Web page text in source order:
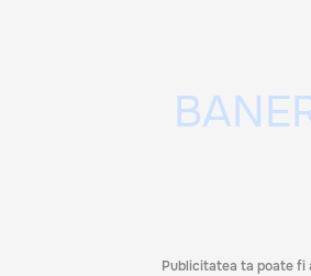
Publicitatea ta poate fi